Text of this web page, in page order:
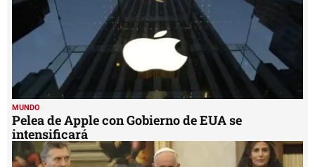
MUNDO
Pelea de Apple con Gobierno de EUA se
intensificará